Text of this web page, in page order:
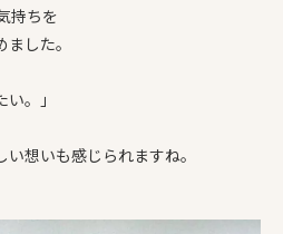
持ちを
した。
。」
想いも感じられますね。